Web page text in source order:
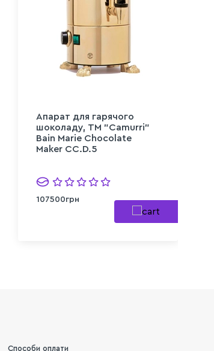
Апарат для гарячого
шоколаду, TM "Camurri"
Bain Marie Chocolate
Maker CC.D.5
107500грн
Способи оплати